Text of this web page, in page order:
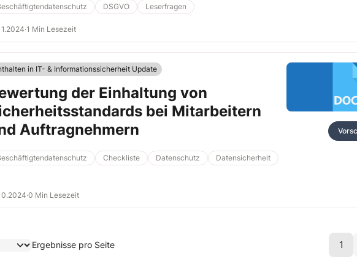
DSGVO Leserfragen
·1 Min Lesezeit
in IT- & Informationssicherheit Update
der Einhaltung von
bei Mitarbeitern
Auftragnehmern
Checkliste Datenschutz
Datensicherheit
·0 Min Lesezeit
Ergebnisse pro Seite 1